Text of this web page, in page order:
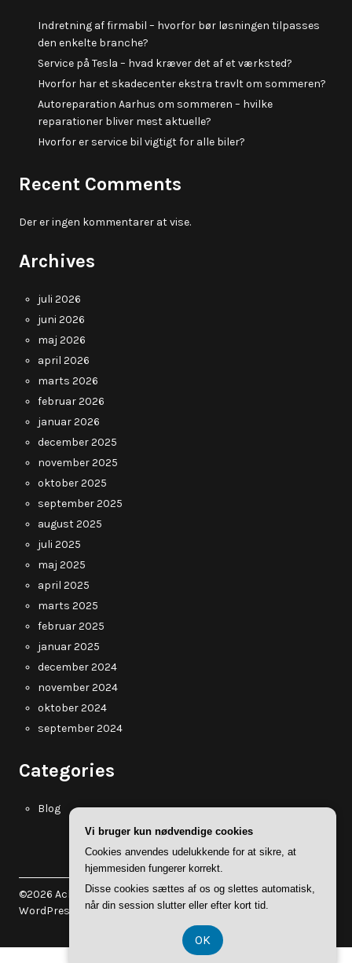
Indretning af firmabil – hvorfor bør løsningen tilpasses
den enkelte branche?
Service på Tesla – hvad kræver det af et værksted?
Hvorfor har et skadecenter ekstra travlt om sommeren?
Autoreparation Aarhus om sommeren – hvilke
reparationer bliver mest aktuelle?
Hvorfor er service bil vigtigt for alle biler?
Recent Comments
Der er ingen kommentarer at vise.
Archives
juli 2026
juni 2026
maj 2026
april 2026
marts 2026
februar 2026
januar 2026
december 2025
november 2025
oktober 2025
september 2025
august 2025
juli 2025
maj 2025
april 2025
marts 2025
februar 2025
januar 2025
december 2024
november 2024
oktober 2024
september 2024
Categories
Blog
©2026 Acbilsyn.dk| WordPress Theme bySuperb
WordPress Themes
CVR-Nummer DK 374 077 39
Vi bruger kun nødvendige cookies
Cookies anvendes udelukkende for at sikre, at
hjemmesiden fungerer korrekt.
Disse cookies sættes af os og slettes automatisk,
når din session slutter eller efter kort tid.
OK